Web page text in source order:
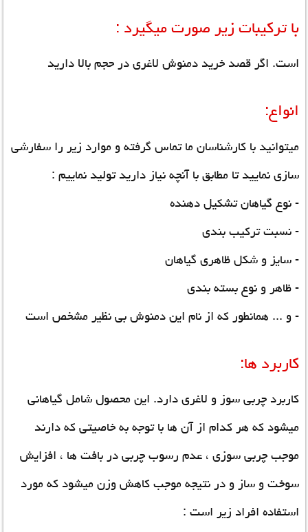
با ترکیبات زیر صورت میگیرد :
است.
انواع:
اگر قصد خرید دمنوش لاغری در حجم بالا دارید
میتوانید با کارشناسان ما تماس گرفته و موارد زیر را سفارشی
سازی نمایید تا مطابق با آنچه نیاز دارید تولید نماییم :
- نوع گیاهان تشکیل دهنده
- نسبت ترکیب بندی
- سایز و شکل ظاهری گیاهان
- ظاهر و نوع بسته بندی
- و ...
کاربرد ها:
همانطور که از نام این دمنوش بی نظیر مشخص است
کاربرد چربی سوز و لاغری دارد. این محصول شامل گیاهانی
میشود که هر کدام از آن ها با توجه به خاصیتی که دارند
موجب چربی سوزی ، عدم رسوب چربی در بافت ها ، افزایش
سوخت و ساز و در نتیجه موجب کاهش وزن میشود که مورد
استفاده افراد زیر است :